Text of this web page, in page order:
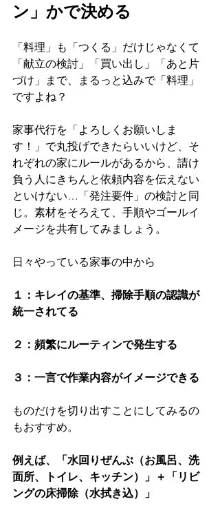
ン」かで決める
「料理」も「つくる」だけじゃなくて
「献立の検討」「買い出し」「あと片
づけ」まで、まるっと込みで「料理」
ですよね？
家事代行を「よろしくお願いしま
す！」で丸投げできたらいいけど、そ
れぞれの家にルールがあるから、請け
負う人にきちんと依頼内容を伝えない
といけない…「発注要件」の検討と同
じ。素材をそろえて、手順やゴールイ
メージを共有してみましょう。
日々やっている家事の中から
１：キレイの基準、掃除手順の認識が
統一されてる
２：頻繁にルーティンで発生する
３：一言で作業内容がイメージできる
ものだけを切り出すことにしてみるの
もおすすめ。
例えば、「水回りぜんぶ（お風呂、洗
面所、トイレ、キッチン）」＋「リビ
ングの床掃除（水拭き込）」